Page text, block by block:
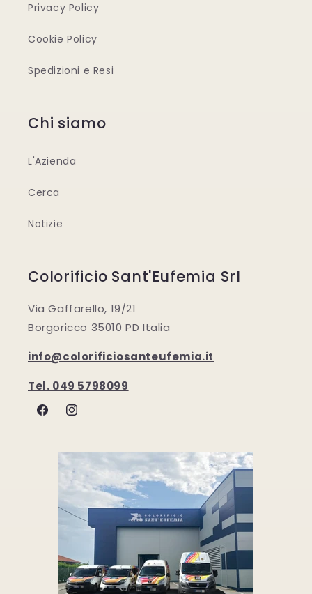
Privacy Policy
Cookie Policy
Spedizioni e Resi
Chi siamo
L'Azienda
Cerca
Notizie
Colorificio Sant'Eufemia Srl
Via Gaffarello, 19/21
Borgoricco 35010 PD Italia
info@colorificiosanteufemia.it
Tel. 049 5798099
FacebookInstagram